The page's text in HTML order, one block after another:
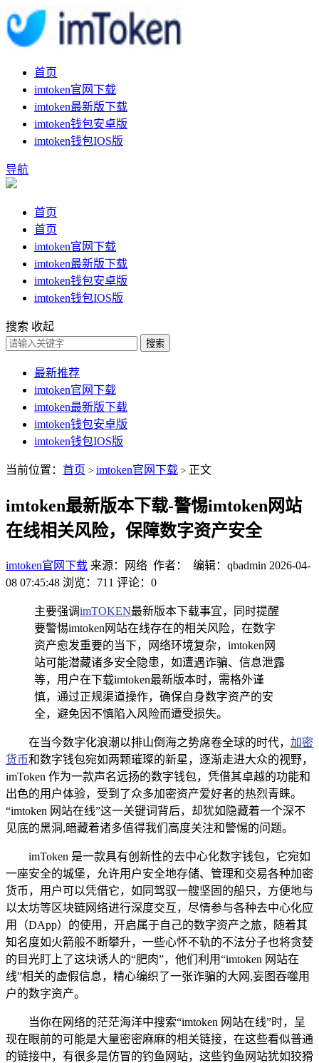
首页
imtoken官网下载
imtoken最新版下载
imtoken钱包安卓版
imtoken钱包IOS版
导航
首页
首页
imtoken官网下载
imtoken最新版下载
imtoken钱包安卓版
imtoken钱包IOS版
搜索 收起
搜索
最新推荐
imtoken官网下载
imtoken最新版下载
imtoken钱包安卓版
imtoken钱包IOS版
当前位置： 首页 > imtoken官网下载 > 正文
imtoken最新版本下载-警惕imtoken网站
在线相关风险，保障数字资产安全
imtoken官网下载 来源：网络 作者： 编辑：qbadmin 2026-04-
08 07:45:48 浏览：711 评论：0
主要强调imTOKEN最新版本下载事宜，同时提醒
要警惕imtoken网站在线存在的相关风险，在数字
资产愈发重要的当下，网络环境复杂，imtoken网
站可能潜藏诸多安全隐患，如遭遇诈骗、信息泄露
等，用户在下载imtoken最新版本时，需格外谨
慎，通过正规渠道操作，确保自身数字资产的安
全，避免因不慎陷入风险而遭受损失。
在当今数字化浪潮以排山倒海之势席卷全球的时代， 加密
货币和数字钱包宛如两颗璀璨的新星，逐渐走进大众的视野，
imToken 作为一款声名远扬的数字钱包，凭借其卓越的功能和
出色的用户体验，受到了众多加密资产爱好者的热烈青睐。
“imtoken 网站在线”这一关键词背后，却犹如隐藏着一个深不
见底的黑洞,暗藏着诸多值得我们高度关注和警惕的问题。
imToken 是一款具有创新性的去中心化数字钱包，它宛如
一座安全的城堡，允许用户安全地存储、管理和交易各种加密
货币，用户可以凭借它，如同驾驭一艘坚固的船只，方便地与
以太坊等区块链网络进行深度交互，尽情参与各种去中心化应
用（DApp）的使用，开启属于自己的数字资产之旅，随着其
知名度如火箭般不断攀升，一些心怀不轨的不法分子也将贪婪
的目光盯上了这块诱人的“肥肉”，他们利用“imtoken 网站在
线”相关的虚假信息，精心编织了一张诈骗的大网,妄图吞噬用
户的数字资产。
当你在网络的茫茫海洋中搜索“imtoken 网站在线”时，呈
现在眼前的可能是大量密密麻麻的相关链接，在这些看似普通
的链接中，有很多是仿冒的钓鱼网站，这些钓鱼网站犹如狡猾